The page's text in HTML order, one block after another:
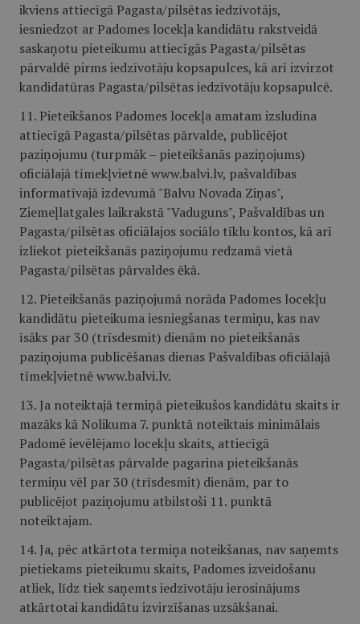
ikviens attiecīgā Pagasta/pilsētas iedzīvotājs,
iesniedzot ar Padomes locekļa kandidātu rakstveidā
saskaņotu pieteikumu attiecīgās Pagasta/pilsētas
pārvaldē pirms iedzīvotāju kopsapulces, kā arī izvirzot
kandidatūras Pagasta/pilsētas iedzīvotāju kopsapulcē.
11. Pieteikšanos Padomes locekļa amatam izsludina
attiecīgā Pagasta/pilsētas pārvalde, publicējot
paziņojumu (turpmāk – pieteikšanās paziņojums)
oficiālajā tīmekļvietnē www.balvi.lv, pašvaldības
informatīvajā izdevumā "Balvu Novada Ziņas",
Ziemeļlatgales laikrakstā "Vaduguns", Pašvaldības un
Pagasta/pilsētas oficiālajos sociālo tīklu kontos, kā arī
izliekot pieteikšanās paziņojumu redzamā vietā
Pagasta/pilsētas pārvaldes ēkā.
12. Pieteikšanās paziņojumā norāda Padomes locekļu
kandidātu pieteikuma iesniegšanas termiņu, kas nav
īsāks par 30 (trīsdesmit) dienām no pieteikšanās
paziņojuma publicēšanas dienas Pašvaldības oficiālajā
tīmekļvietnē www.balvi.lv.
13. Ja noteiktajā termiņā pieteikušos kandidātu skaits ir
mazāks kā Nolikuma 7. punktā noteiktais minimālais
Padomē ievēlējamo locekļu skaits, attiecīgā
Pagasta/pilsētas pārvalde pagarina pieteikšanās
termiņu vēl par 30 (trīsdesmit) dienām, par to
publicējot paziņojumu atbilstoši 11. punktā
noteiktajam.
14. Ja, pēc atkārtota termiņa noteikšanas, nav saņemts
pietiekams pieteikumu skaits, Padomes izveidošanu
atliek, līdz tiek saņemts iedzīvotāju ierosinājums
atkārtotai kandidātu izvirzīšanas uzsākšanai.